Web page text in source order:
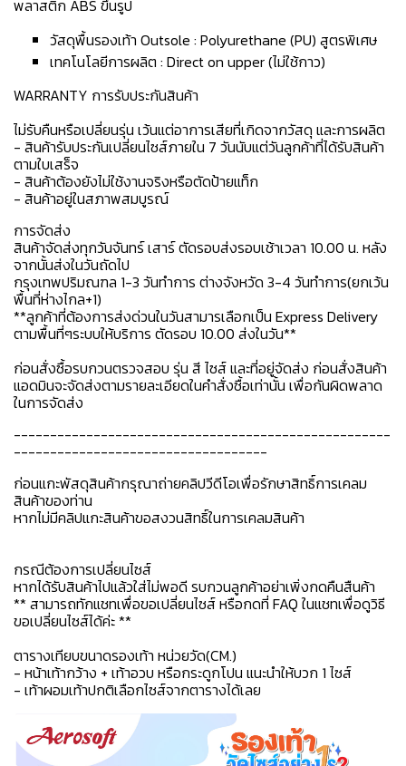
พลาสติก ABS ขึ้นรูป
วัสดุพื้นรองเท้า Outsole : Polyurethane (PU) สูตรพิเศษ
เทคโนโลยีการผลิต : Direct on upper (ไม่ใช้กาว)
WARRANTY การรับประกันสินค้า
ไม่รับคืนหรือเปลี่ยนรุ่น เว้นแต่อาการเสียที่เกิดจากวัสดุ และการผลิต
- สินค้ารับประกันเปลี่ยนไซส์ภายใน 7 วันนับแต่วันลูกค้าที่ได้รับสินค้า
ตามใบเสร็จ
- สินค้าต้องยังไม่ใช้งานจริงหรือตัดป้ายแท็ก
- สินค้าอยู่ในสภาพสมบูรณ์
การจัดส่ง
สินค้าจัดส่งทุกวันจันทร์ เสาร์ ตัดรอบส่งรอบเช้าเวลา 10.00 น. หลัง
จากนั้นส่งในวันถัดไป
กรุงเทพปริมณฑล 1-3 วันทำการ ต่างจังหวัด 3-4 วันทำการ(ยกเว้น
พื้นที่ห่างไกล+1)
**ลูกค้าที่ต้องการส่งด่วนในวันสามารเลือกเป็น Express Delivery
ตามพื้นที่ๆระบบให้บริการ ตัดรอบ 10.00 ส่งในวัน**
ก่อนสั่งซื้อรบกวนตรวจสอบ รุ่น สี ไซส์ และที่อยู่จัดส่ง ก่อนสั่งสินค้า
แอดมินจะจัดส่งตามรายละเอียดในคำสั่งซื้อเท่านั้น เพื่อกันผิดพลาด
ในการจัดส่ง
----------------------------------------------------
-----------------------------------
ก่อนแกะพัสดุสินค้ากรุณาถ่ายคลิปวีดีโอเพื่อรักษาสิทธิ์การเคลม
สินค้าของท่าน
หากไม่มีคลิปแกะสินค้าขอสงวนสิทธิ์ในการเคลมสินค้า
กรณีต้องการเปลี่ยนไซส์
หากได้รับสินค้าไปแล้วใส่ไม่พอดี รบกวนลูกค้าอย่าเพิ่งกดคืนสืนค้า
** สามารถทักแชทเพื่อขอเปลี่ยนไซส์ หรือกดที่ FAQ ในแชทเพื่อดูวิธี
ขอเปลี่ยนไซส์ได้ค่ะ **
ตารางเทียบขนาดรองเท้า หน่วยวัด(CM.)
- หน้าเท้ากว้าง + เท้าอวบ หรือกระดูกโปน แนะนำให้บวก 1 ไซส์
- เท้าผอมเท้าปกติเลือกไซส์จากตารางได้เลย